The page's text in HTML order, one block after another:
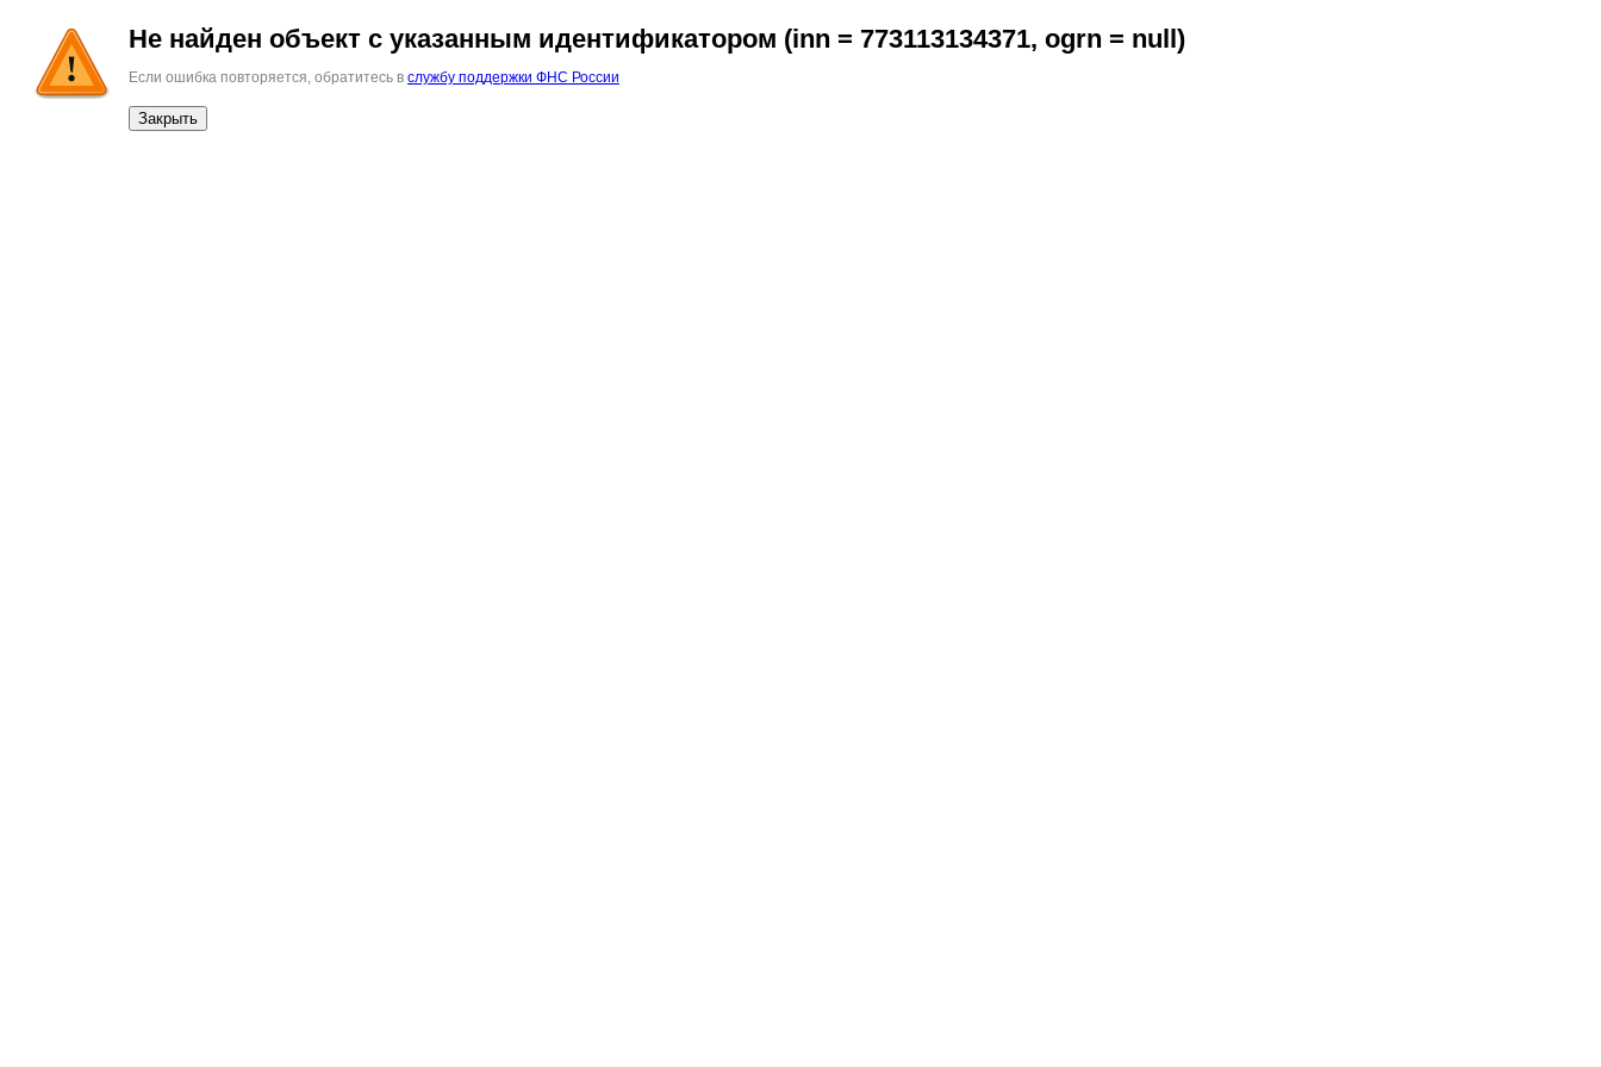
Не найден объект с указанным идентификатором (inn = 773113134371, ogrn = null)
Если ошибка повторяется, обратитесь в службу поддержки ФНС России
Закрыть